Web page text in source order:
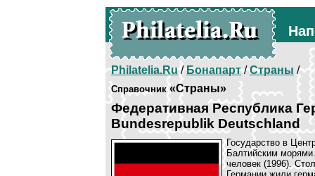
Philatelia.Ru/Бонапарт/Страны /
Справочник«Страны»
Федеративная Республика
Bundesrepublik Deutschland
Государство в
Балтийским
человек (1996).